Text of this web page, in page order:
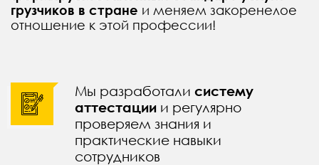
грузчиков в стране и меняем закоренелое
отношение к этой профессии!
Мы разработали систему
аттестации и регулярно
проверяем знания и
практические навыки
сотрудников